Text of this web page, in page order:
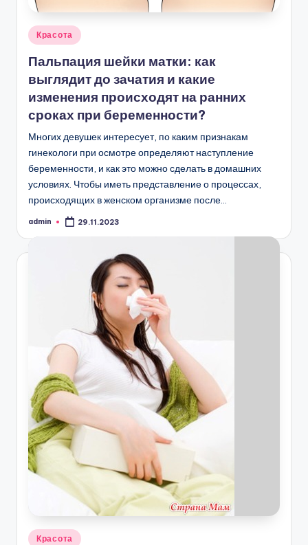
Опубликовано
Красота
Пальпация шейки матки: как
выглядит до зачатия и какие
изменения происходят на ранних
сроках при беременности?
Многих девушек интересует, по каким признакам
гинекологи при осмотре определяют наступление
беременности, и как это можно сделать в домашних
условиях. Чтобы иметь представление о процессах,
происходящих в женском организме после…
Запись
admin 29.11.2023
Опубликовано
Красота